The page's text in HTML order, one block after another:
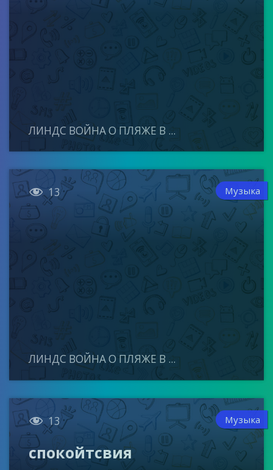
ЛИНДС ВОЙНА О ПЛЯЖЕ В ...
 13 Музыка
ЛИНДС ВОЙНА О ПЛЯЖЕ В ...
 13 Музыка
спокойтсвия